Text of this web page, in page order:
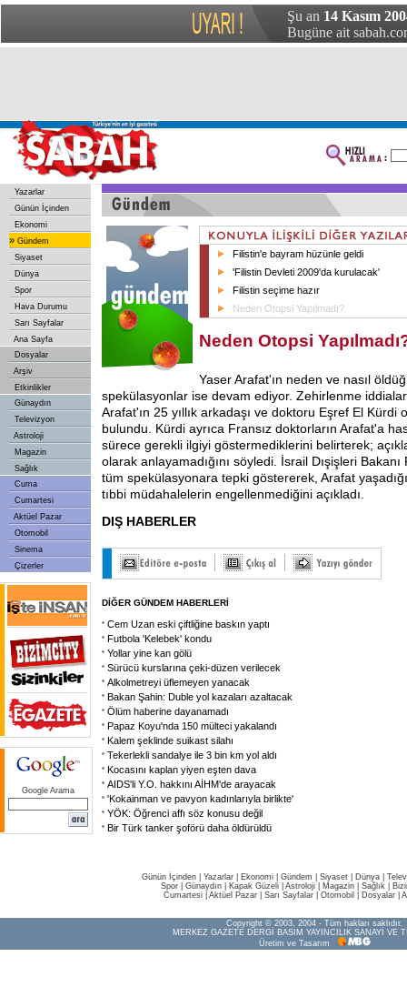
Şu an 14 Kasım
Bugüne ait
Yazarlar
Günün İçinden
Ekonomi
» Gündem
Siyaset
Dünya
Spor
Hava Durumu
Sarı Sayfalar
Ana Sayfa
Dosyalar
Arşiv
Etkinlikler
Günaydın
Televizyon
Astroloji
Magazin
Sağlık
Cuma
Cumartesi
Aktüel Pazar
Otomobil
Sinema
Çizerler
Google Arama
Filistin'e bayram hüzünle geldi
'Filistin Devleti 2009'da kurulacak'
Filistin seçime hazır
Neden Otopsi Yapılmadı?
Neden Otopsi
Yaser Arafat'ın neden ve nasıl
spekülasyonlar ise devam ediyor. Zehirlenme
Arafat'ın 25 yıllık arkadaşı ve doktoru Eşref El Kürdi
bulundu. Kürdi ayrıca Fransız doktorların Arafat'a
sürece gerekli ilgiyi göstermediklerini belirterek;
olarak anlayamadığını söyledi. İsrail Dışişleri
tüm spekülasyonara tepki göstererek, Arafat
tıbbi müdahalelerin engellenmediğini açıkladı.
DIŞ HABERLER
DİĞER GÜNDEM HABERLERİ
Cem Uzan eski çiftliğine baskın yaptı
Futbola 'Kelebek' kondu
Yollar yine kan gölü
Sürücü kurslarına çeki-düzen verilecek
Alkolmetreyi üflemeyen yanacak
Bakan Şahin: Duble yol kazaları azaltacak
Ölüm haberine dayanamadı
Papaz Koyu'nda 150 mülteci yakalandı
Kalem şeklinde suikast silahı
Tekerlekli sandalye ile 3 bin km yol aldı
Kocasını kaplan yiyen eşten dava
AIDS'li Y.O. hakkını AİHM'de arayacak
'Kokainman ve pavyon kadınlarıyla birlikte'
YÖK: Öğrenci affı söz konusu değil
Bir Türk tanker şoförü daha öldürüldü
Günün İçinden Yazarlar Ekonomi Gündem Siyaset Dünya |
Spor
Günaydın Kapak Güzeli Astroloji Magazin Sağlık
Cumartesi| Aktüel Pazar| Sarı Sayfalar| Otomobil Dosyalar|
Copyright © 2003, 2004 - Tüm hakları saklıdır.
MERKEZ GAZETE DERGİ BASIM YAYINCILIK SANAYİ VE
Üretim ve Tasarım